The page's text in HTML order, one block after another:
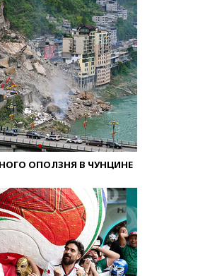
ОПОЛЗНЯ В ЧУНЦИНЕ